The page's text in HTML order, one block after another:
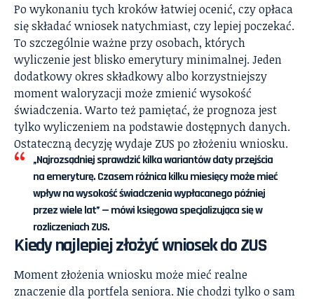
Po wykonaniu tych kroków łatwiej ocenić, czy opłaca
się składać wniosek natychmiast, czy lepiej poczekać.
To szczególnie ważne przy osobach, których
wyliczenie jest blisko emerytury minimalnej. Jeden
dodatkowy okres składkowy albo korzystniejszy
moment waloryzacji może zmienić wysokość
świadczenia. Warto też pamiętać, że prognoza jest
tylko wyliczeniem na podstawie dostępnych danych.
Ostateczną decyzję wydaje ZUS po złożeniu wniosku.
„Najrozsądniej sprawdzić kilka wariantów daty przejścia
na emeryturę. Czasem różnica kilku miesięcy może mieć
wpływ na wysokość świadczenia wypłacanego później
przez wiele lat” — mówi księgowa specjalizująca się w
rozliczeniach ZUS.
Kiedy najlepiej złożyć wniosek do ZUS
Moment złożenia wniosku może mieć realne
znaczenie dla portfela seniora. Nie chodzi tylko o sam